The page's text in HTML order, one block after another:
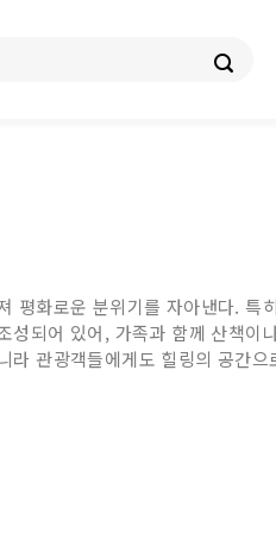
평화로운 분위기를 자아낸다. 특
되어 있어, 가족과 함께 산책이
관광객들에게도 힐링의 공간으